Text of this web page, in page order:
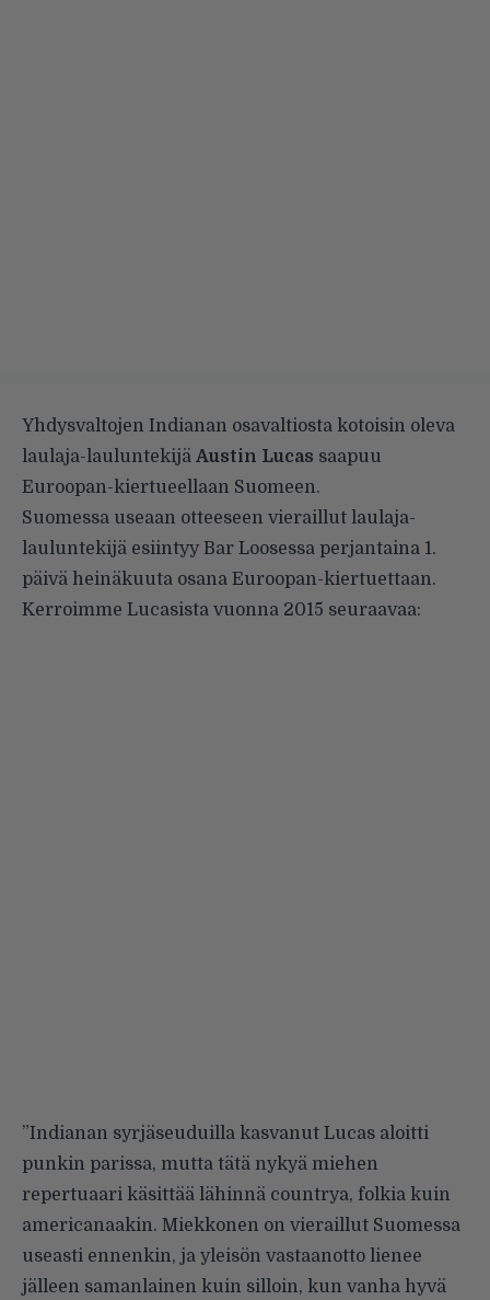
Yhdysvaltojen Indianan osavaltiosta kotoisin oleva
laulaja-lauluntekijä Austin Lucas saapuu
Euroopan-kiertueellaan Suomeen.
Suomessa useaan otteeseen vieraillut laulaja-
lauluntekijä esiintyy Bar Loosessa perjantaina 1.
päivä heinäkuuta osana Euroopan-kiertuettaan.
Kerroimme Lucasista vuonna 2015 seuraavaa:
”Indianan syrjäseuduilla kasvanut Lucas aloitti
punkin parissa, mutta tätä nykyä miehen
repertuaari käsittää lähinnä countrya, folkia kuin
americanaakin. Miekkonen on vieraillut Suomessa
useasti ennenkin, ja yleisön vastaanotto lienee
jälleen samanlainen kuin silloin, kun vanha hyvä